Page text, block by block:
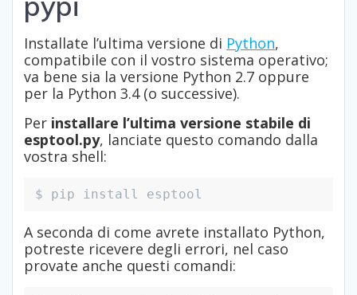
Installate l’ultima versione di Python,
compatibile con il vostro sistema operativo;
va bene sia la versione Python 2.7 oppure
per la Python 3.4 (o successive).
Per installare l’ultima versione stabile di
esptool.py, lanciate questo comando dalla
vostra shell:
$ pip install esptool
A seconda di come avrete installato Python,
potreste ricevere degli errori, nel caso
provate anche questi comandi: